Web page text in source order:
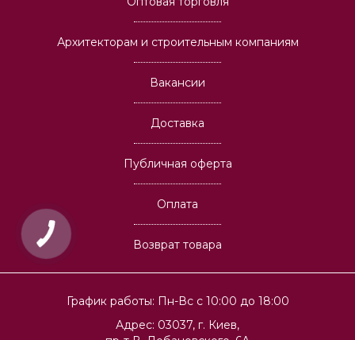
График работы: Пн-Вс с 10:00 до 18:00
Адрес: 03037, г. Киев,
Архитекторам и строительным компаниям
Вакансии
Доставка
Публичная оферта
Оплата
Возврат товара